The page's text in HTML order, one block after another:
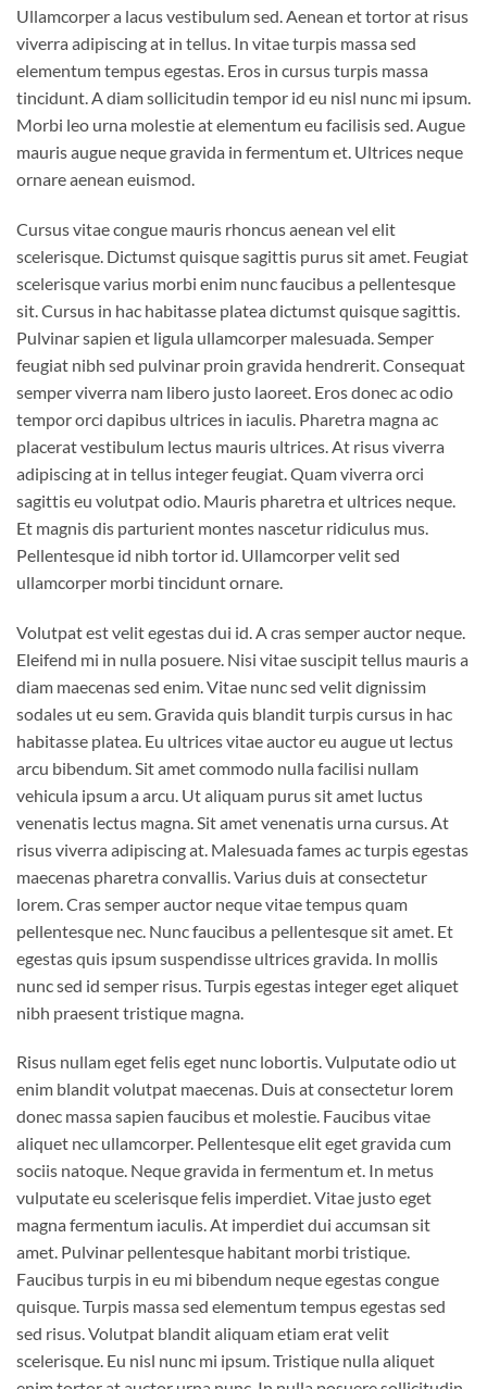
Ullamcorper a lacus vestibulum sed. Aenean et tortor at risus
viverra adipiscing at in tellus. In vitae turpis massa sed
elementum tempus egestas. Eros in cursus turpis massa
tincidunt. A diam sollicitudin tempor id eu nisl nunc mi ipsum.
Morbi leo urna molestie at elementum eu facilisis sed. Augue
mauris augue neque gravida in fermentum et. Ultrices neque
ornare aenean euismod.
Cursus vitae congue mauris rhoncus aenean vel elit
scelerisque. Dictumst quisque sagittis purus sit amet. Feugiat
scelerisque varius morbi enim nunc faucibus a pellentesque
sit. Cursus in hac habitasse platea dictumst quisque sagittis.
Pulvinar sapien et ligula ullamcorper malesuada. Semper
feugiat nibh sed pulvinar proin gravida hendrerit. Consequat
semper viverra nam libero justo laoreet. Eros donec ac odio
tempor orci dapibus ultrices in iaculis. Pharetra magna ac
placerat vestibulum lectus mauris ultrices. At risus viverra
adipiscing at in tellus integer feugiat. Quam viverra orci
sagittis eu volutpat odio. Mauris pharetra et ultrices neque.
Et magnis dis parturient montes nascetur ridiculus mus.
Pellentesque id nibh tortor id. Ullamcorper velit sed
ullamcorper morbi tincidunt ornare.
Volutpat est velit egestas dui id. A cras semper auctor neque.
Eleifend mi in nulla posuere. Nisi vitae suscipit tellus mauris a
diam maecenas sed enim. Vitae nunc sed velit dignissim
sodales ut eu sem. Gravida quis blandit turpis cursus in hac
habitasse platea. Eu ultrices vitae auctor eu augue ut lectus
arcu bibendum. Sit amet commodo nulla facilisi nullam
vehicula ipsum a arcu. Ut aliquam purus sit amet luctus
venenatis lectus magna. Sit amet venenatis urna cursus. At
risus viverra adipiscing at. Malesuada fames ac turpis egestas
maecenas pharetra convallis. Varius duis at consectetur
lorem. Cras semper auctor neque vitae tempus quam
pellentesque nec. Nunc faucibus a pellentesque sit amet. Et
egestas quis ipsum suspendisse ultrices gravida. In mollis
nunc sed id semper risus. Turpis egestas integer eget aliquet
nibh praesent tristique magna.
Risus nullam eget felis eget nunc lobortis. Vulputate odio ut
enim blandit volutpat maecenas. Duis at consectetur lorem
donec massa sapien faucibus et molestie. Faucibus vitae
aliquet nec ullamcorper. Pellentesque elit eget gravida cum
sociis natoque. Neque gravida in fermentum et. In metus
vulputate eu scelerisque felis imperdiet. Vitae justo eget
magna fermentum iaculis. At imperdiet dui accumsan sit
amet. Pulvinar pellentesque habitant morbi tristique.
Faucibus turpis in eu mi bibendum neque egestas congue
quisque. Turpis massa sed elementum tempus egestas sed
sed risus. Volutpat blandit aliquam etiam erat velit
scelerisque. Eu nisl nunc mi ipsum. Tristique nulla aliquet